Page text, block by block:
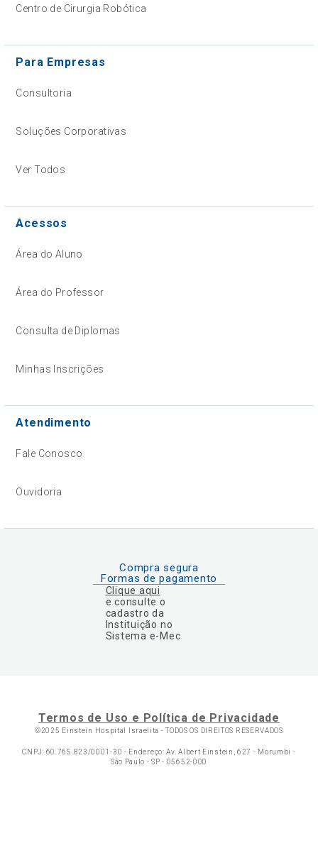
Centro de Cirurgia Robótica
Para Empresas
Consultoria
Soluções Corporativas
Ver Todos
Acessos
Área do Aluno
Área do Professor
Consulta de Diplomas
Minhas Inscrições
Atendimento
Fale Conosco
Ouvidoria
Compra segura
Formas de pagamento
Clique aqui
e consulte o
cadastro da
Instituição no
Sistema e-Mec
Termos de Uso e Política de Privacidade
©2025 Einstein Hospital Israelita -TODOS OS DIREITOS RESERVADOS
CNPJ: 60.765.823/0001-30 - Endereço: Av. Albert Einstein, 627 - Morumbi -
São Paulo - SP - 05652-000